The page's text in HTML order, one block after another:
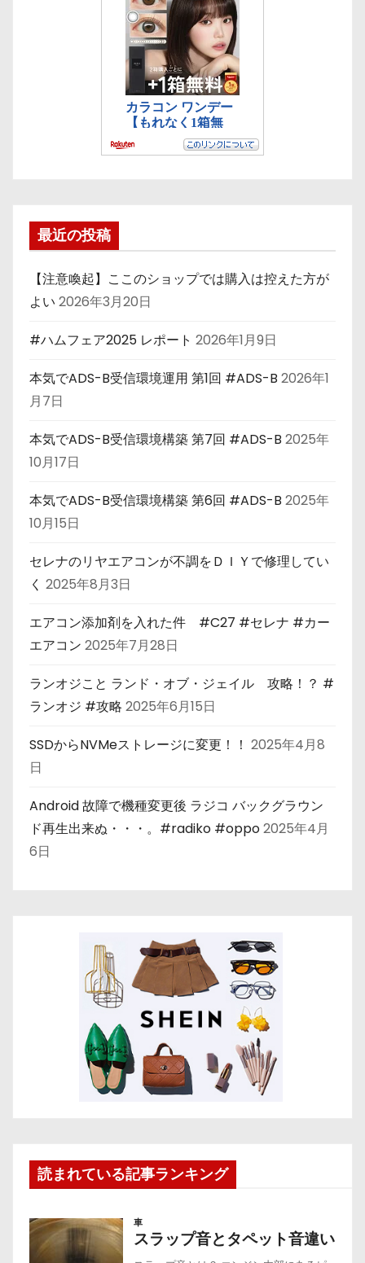
最近の投稿
【注意喚起】ここのショップでは購入は控えた方が
よい 2026年3月20日
#ハムフェア2025 レポート 2026年1月9日
本気でADS-B受信環境運用 第1回 #ADS-B 2026年1
月7日
本気でADS-B受信環境構築 第7回 #ADS-B 2025年
10月17日
本気でADS-B受信環境構築 第6回 #ADS-B 2025年
10月15日
セレナのリヤエアコンが不調をＤＩＹで修理してい
く 2025年8月3日
エアコン添加剤を入れた件 #C27 #セレナ #カー
エアコン 2025年7月28日
ランオジこと ランド・オブ・ジェイル 攻略！？ #
ランオジ #攻略 2025年6月15日
SSDからNVMeストレージに変更！！ 2025年4月8
日
Android 故障で機種変更後 ラジコ バックグラウン
ド再生出来ぬ・・・。#radiko #oppo2025年4月
6日
読まれている記事ランキング